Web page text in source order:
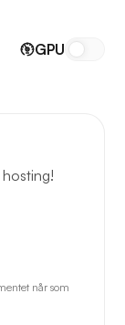
GPU
når som